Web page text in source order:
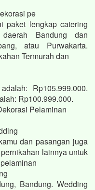
pe
paket lengkap catering
Bandung dan
atau Purwakarta.
Termurah dan
Rp105.999.000.
Rp100.999.000.
Pelaminan
dan pasangan juga
lainnya untuk
Bandung. Wedding